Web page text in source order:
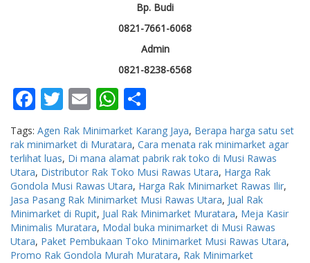
Bp. Budi
0821-7661-6068
Admin
0821-8238-6568
Facebook
Twitter
EmailWhatsApp
Tags: Agen Rak Minimarket Karang Jaya, Berapa harga satu set
rak minimarket di Muratara, Cara menata rak minimarket agar
terlihat luas, Di mana alamat pabrik rak toko di Musi Rawas
Utara, Distributor Rak Toko Musi Rawas Utara, Harga Rak
Gondola Musi Rawas Utara, Harga Rak Minimarket Rawas Ilir,
Jasa Pasang Rak Minimarket Musi Rawas Utara, Jual Rak
Minimarket di Rupit, Jual Rak Minimarket Muratara, Meja Kasir
Minimalis Muratara, Modal buka minimarket di Musi Rawas
Utara, Paket Pembukaan Toko Minimarket Musi Rawas Utara,
Promo Rak Gondola Murah Muratara, Rak Minimarket